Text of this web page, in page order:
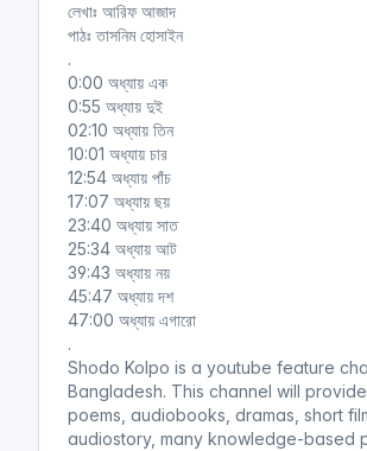
লেখাঃ আরিফ আজাদ
পাঠঃ তাসনিম হোসাইন
.
0:00 অধ্যায় এক
0:55 অধ্যায় দুই
02:10 অধ্যায় তিন
10:01 অধ্যায় চার
12:54 অধ্যায় পাঁচ
17:07 অধ্যায় ছয়
23:40 অধ্যায় সাত
25:34 অধ্যায় আট
39:43 অধ্যায় নয়
45:47 অধ্যায় দশ
47:00 অধ্যায় এগারো
.
Shodo Kolpo is a youtube feature
Bangladesh. This channel will
poems, audiobooks, dramas, short
audiostory, many knowledge-based